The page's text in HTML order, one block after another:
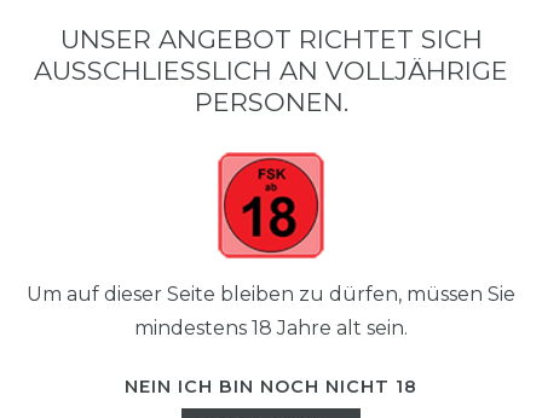
0
0,00 EUR
UNSER ANGEBOT RICHTET SICH
AUSSCHLIESSLICH AN VOLLJÄHRIGE P
ERSONEN.
Um auf dieser Seite bleiben zu dürfen, müssen Sie
mindestens 18 Jahre alt sein.
NEIN ICH BIN NOCH NICHT 18